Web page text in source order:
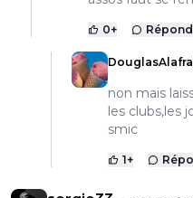
0+
non mais
les clubs,les
smic
1+